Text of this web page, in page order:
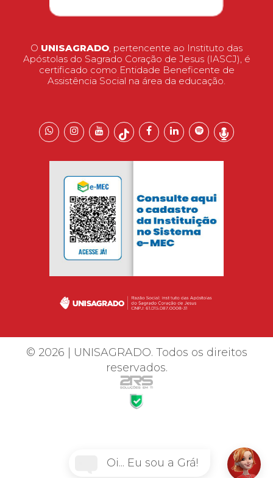
O UNISAGRADO, pertencente ao Instituto das
Apóstolas do Sagrado Coração de Jesus (IASCJ), é
certificado como Entidade Beneficente de
Assistência Social na área da educação.
© 2026 | UNISAGRADO. Todos os direitos
reservados.
Oi... Eu sou a Grá!